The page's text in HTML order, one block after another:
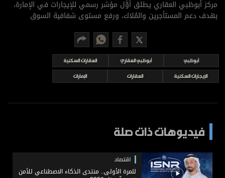
عدد اليوم
مواقيت الصلاة
الأحوال الجوية
مركز أبوظبي العقاري يطلق أوَّل مؤشر رسمي للإيجارات في الإمارة،
بهدف دعم المستأجرين والمُلاك، ورفع مستوى شفافية السوق
أبوظبي أبوظبي العقاري العقارات السكنية
الإيجارات السكنية العقارات الإمارات
فيديوهات ذات صلة
اقتصاد
للمرة الأولى.. منتدى الذكاء الاصطناعي للأمن